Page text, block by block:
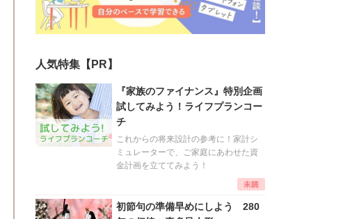
人気特集【PR】
『家族のファイナンス』特別企画
試してみよう！ライフプランコー
チ
これからの将来設計の参考に！家計シ
ミュレーターで、ご家庭にあわせた資
金計画を立ててみよう！
初節句の準備早めにしよう 280